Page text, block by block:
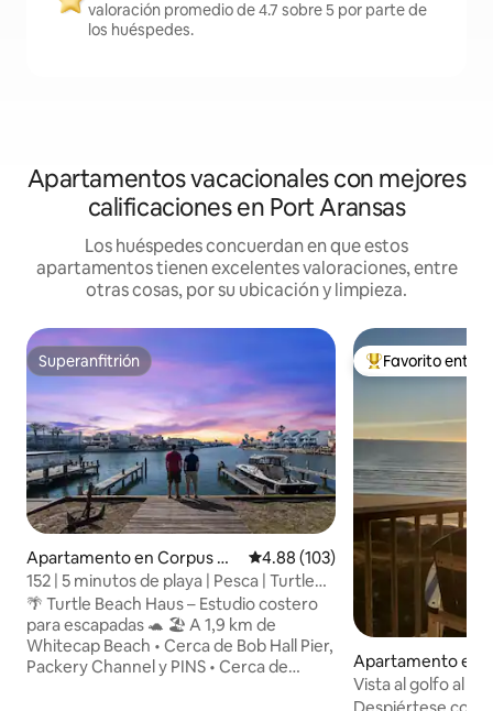
valoración promedio de 4.7 sobre 5 por parte de
los huéspedes.
Apartamentos vacacionales con mejores
calificaciones en Port Aransas
Los huéspedes concuerdan en que estos
apartamentos tienen excelentes valoraciones, entre
otras cosas, por su ubicación y limpieza.
Superanfitrión
Superanfitrión
Apartamento en Corpus Ch
risti
Calificación promedio: 4.88 de
4.88 (103)
152 | 5 minutos de playa | Pesca | Turtle
Beach Haus
🌴 Turtle Beach Haus – Estudio costero
para escapadas 🐢 🏖️ A 1,9 km de
Whitecap Beach • Cerca de Bob Hall Pier,
Packery Channel y PINS • Cerca de
Favorito entre
Favorito entre
Apartamento en
as
Vista al golfo al
a la playa +